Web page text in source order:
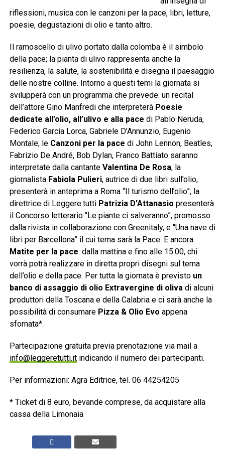
riflessioni, musica con le canzoni per la pace, libri, letture,
poesie, degustazioni di olio e tanto altro.
Il ramoscello di ulivo portato dalla colomba è il simbolo
della pace; la pianta di ulivo rappresenta anche la
resilienza, la salute, la sostenibilità e disegna il paesaggio
delle nostre colline. Intorno a questi temi la giornata si
svilupperà con un programma che prevede: un recital
dell’attore Gino Manfredi che interpreterà Poesie
dedicate all’olio, all’ulivo e alla pace di Pablo Neruda,
Federico Garcia Lorca, Gabriele D’Annunzio, Eugenio
Montale; le Canzoni per la pace di John Lennon, Beatles,
Fabrizio De André, Bob Dylan, Franco Battiato saranno
interpretate dalla cantante Valentina De Rosa; la
giornalista Fabiola Pulieri, autrice di due libri sull’olio,
presenterà in anteprima a Roma “Il turismo dell’olio”; la
direttrice di Leggere:tutti Patrizia D’Attanasio presenterà
il Concorso letterario “Le piante ci salveranno”, promosso
dalla rivista in collaborazione con Greenitaly, e “Una nave di
libri per Barcellona” il cui tema sarà la Pace. E ancora
Matite per la pace: dalla mattina e fino alle 15.00, chi
vorrà potrà realizzare in diretta propri disegni sul tema
dell’olio e della pace. Per tutta la giornata è previsto un
banco di assaggio di olio Extravergine di olivadi alcuni
produttori della Toscana e della Calabria e ci sarà anche la
possibilità di consumare Pizza & Olio Evo appena
sfornata*.
Partecipazione gratuita previa prenotazione via mail a
info@leggeretutti.itindicando il numero dei partecipanti.
Per informazioni: Agra Editrice, tel. 06 44254205
* Ticket di 8 euro, bevande comprese, da acquistare alla
cassa della Limonaia